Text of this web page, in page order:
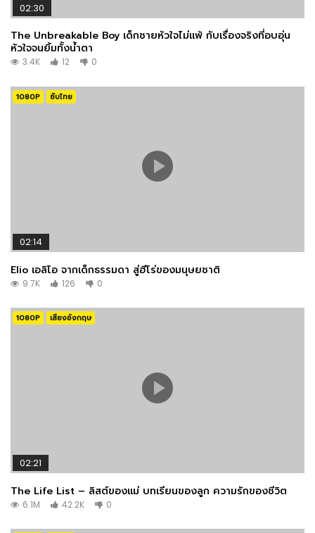
James Dardenne
WRITING
02:30
The Unbreakable Boy เด็กชายหัวใจไม่แพ้ กับเรื่องจริงที่อบอุ่น
หัวใจจนยิ้มทั้งน้ำตา
3.4K 12 0
1080P ซับไทย
02:14
Elio เอลิโอ จากเด็กธรรมดา สู่ฮีโร่ของมนุษยชาติ
9.7K 126 0
1080P เสียงอังกฤษ
02:21
The Life List – ลิสต์ของแม่ บทเรียนของลูก ความรักของชีวิต
6.1M 42.2K 0